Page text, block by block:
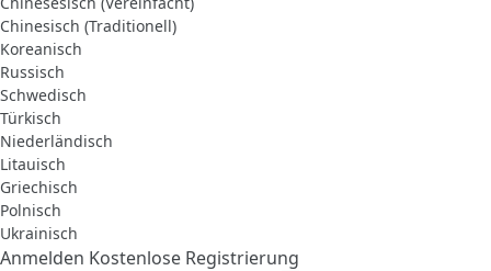
Chinesisch (Traditionell)
Koreanisch
Russisch
Schwedisch
Türkisch
Niederländisch
Litauisch
Griechisch
Polnisch
Ukrainisch
Anmelden Kostenlose Registrierung